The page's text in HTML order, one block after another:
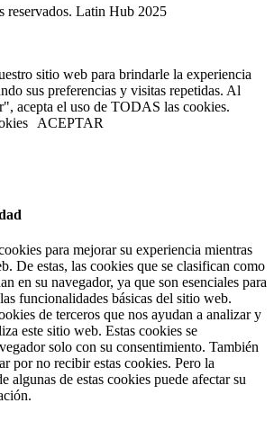
reservados. Latin Hub 2025
sitio web para brindarle la experiencia
sus preferencias y visitas repetidas. Al
acepta el uso de TODAS las cookies.
ACEPTAR
para mejorar su experiencia mientras
De estas, las cookies que se clasifican como
en su navegador, ya que son esenciales para
funcionalidades básicas del sitio web.
de terceros que nos ayudan a analizar y
este sitio web. Estas cookies se
solo con su consentimiento. También
por no recibir estas cookies. Pero la
algunas de estas cookies puede afectar su